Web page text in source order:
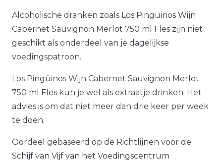
Alcoholische dranken zoals Los Pingüinos Wijn
Cabernet Sauvignon Merlot 750 ml Fles zijn niet
geschikt als onderdeel van je dagelijkse
voedingspatroon.
Los Pingüinos Wijn Cabernet Sauvignon Merlot
750 ml Fles kun je wel als extraatje drinken. Het
advies is om dat niet meer dan drie keer per week
te doen.
Oordeel gebaseerd op de Richtlijnen voor de
Schijf van Vijf van het Voedingscentrum